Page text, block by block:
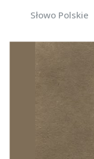
Słowo Polskie